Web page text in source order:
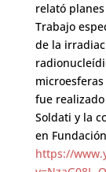
relató
Trabajo
de la
fue
Soldati y la
en
https://